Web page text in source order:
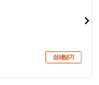
상세보기